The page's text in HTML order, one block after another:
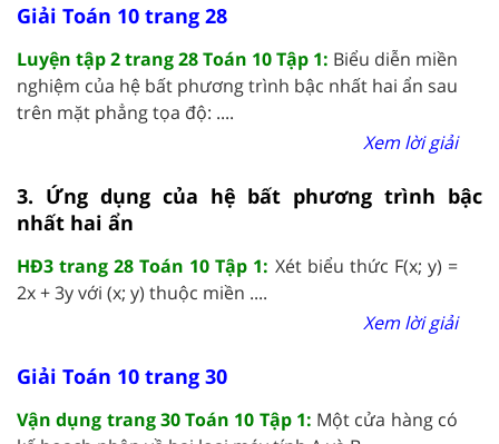
Giải Toán 10 trang 28
Luyện tập 2 trang 28 Toán 10 Tập 1: Biểu diễn miền
nghiệm của hệ bất phương trình bậc nhất hai ẩn sau
trên mặt phẳng tọa độ: ....
Xem lời giải
3. Ứng dụng của hệ bất phương trình bậc
nhất hai ẩn
HĐ3 trang 28 Toán 10 Tập 1: Xét biểu thức F(x; y) =
2x + 3y với (x; y) thuộc miền ....
Xem lời giải
Giải Toán 10 trang 30
Vận dụng trang 30 Toán 10 Tập 1: Một cửa hàng có